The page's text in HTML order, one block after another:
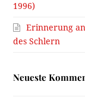
1996)
Erinnerung
des Schlern
Neueste